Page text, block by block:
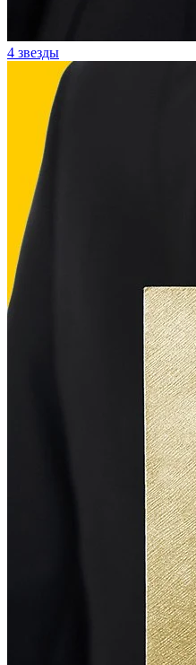
4 звезды